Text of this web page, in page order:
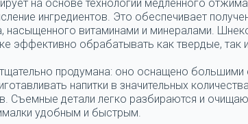
на основе технологии медленного
ингредиентов. Это обеспечивает
насыщенного витаминами и минералами.
эффективно обрабатывать как твердые, так
продумана: оно оснащено большими
напитки в значительных
Съемные детали легко разбираются и
удобным и быстрым.